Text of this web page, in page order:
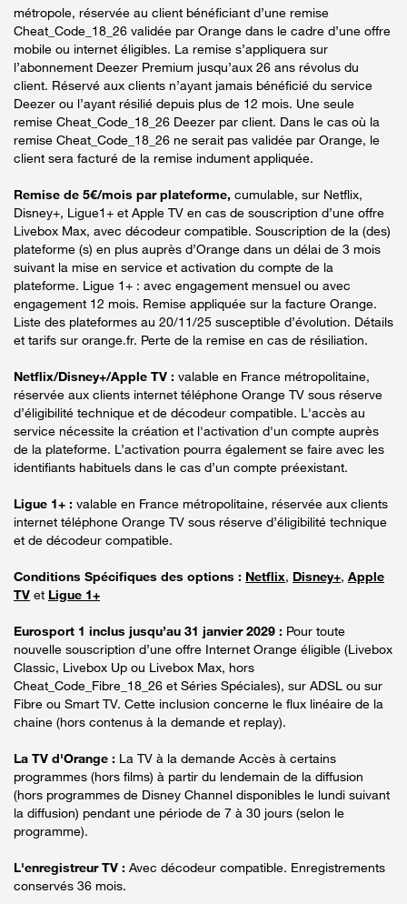
métropole, réservée au client bénéficiant d’une remise
Cheat_Code_18_26 validée par Orange dans le cadre d’une offre
mobile ou internet éligibles. La remise s’appliquera sur
l’abonnement Deezer Premium jusqu’aux 26 ans révolus du
client. Réservé aux clients n’ayant jamais bénéficié du service
Deezer ou l’ayant résilié depuis plus de 12 mois. Une seule
remise Cheat_Code_18_26 Deezer par client. Dans le cas où la
remise Cheat_Code_18_26 ne serait pas validée par Orange, le
client sera facturé de la remise indument appliquée.
Remise de 5€/mois par plateforme, cumulable, sur Netflix,
Disney+, Ligue1+ et Apple TV en cas de souscription d’une offre
Livebox Max, avec décodeur compatible. Souscription de la (des)
plateforme (s) en plus auprès d’Orange dans un délai de 3 mois
suivant la mise en service et activation du compte de la
plateforme. Ligue 1+ : avec engagement mensuel ou avec
engagement 12 mois. Remise appliquée sur la facture Orange.
Liste des plateformes au 20/11/25 susceptible d’évolution. Détails
et tarifs sur orange.fr. Perte de la remise en cas de résiliation.
Netflix/Disney+/Apple TV : valable en France métropolitaine,
réservée aux clients internet téléphone Orange TV sous réserve
d’éligibilité technique et de décodeur compatible. L'accès au
service nécessite la création et l'activation d'un compte auprès
de la plateforme. L’activation pourra également se faire avec les
identifiants habituels dans le cas d’un compte préexistant.
Ligue 1+ : valable en France métropolitaine, réservée aux clients
internet téléphone Orange TV sous réserve d’éligibilité technique
et de décodeur compatible.
Conditions Spécifiques des options : Netflix, Disney+, Apple
TV et Ligue 1+
Eurosport 1 inclus jusqu’au 31 janvier 2029 : Pour toute
nouvelle souscription d’une offre Internet Orange éligible (Livebox
Classic, Livebox Up ou Livebox Max, hors
Cheat_Code_Fibre_18_26 et Séries Spéciales), sur ADSL ou sur
Fibre ou Smart TV. Cette inclusion concerne le flux linéaire de la
chaine (hors contenus à la demande et replay).
La TV d'Orange : La TV à la demande Accès à certains
programmes (hors films) à partir du lendemain de la diffusion
(hors programmes de Disney Channel disponibles le lundi suivant
la diffusion) pendant une période de 7 à 30 jours (selon le
programme).
L'enregistreur TV : Avec décodeur compatible. Enregistrements
conservés 36 mois.